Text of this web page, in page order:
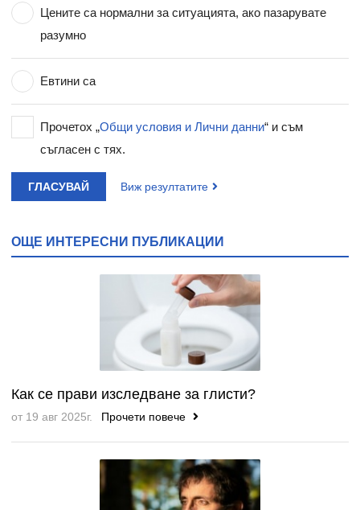
Цените са нормални за ситуацията, ако пазарувате
разумно
Евтини са
Прочетох „Общи условия и Лични данни“ и съм
съгласен с тях.
ГЛАСУВАЙ Виж резултатите
ОЩЕ ИНТЕРЕСНИ ПУБЛИКАЦИИ
Как се прави изследване за глисти?
от 19 авг 2025г. Прочети повече